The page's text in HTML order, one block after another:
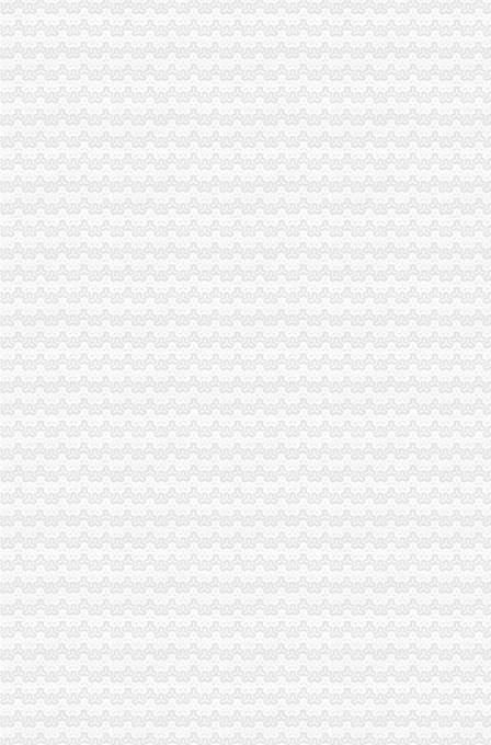
重庆出售：渝中区大坪虎头岩转盘1楼临街门面超大外摆空间-重庆爱
渝中区虎头岩
【渝中区虎头岩学车哪里？虎头岩考驾照快可分期的好驾校】价格_
渝中区虎头岩转盘改造工程下月完工_房产重庆站_腾讯网
漫步虎头岩山脊观光道望美丽山城|渝中区|山脊|长和_新浪新闻
渝中区大化路项目开工虎头岩将修道路直通化龙桥--时政--人民网
渝中区虎头岩交通便利临近商圈163万3房豪装家电齐全拎包入,重
重庆出售：渝中区大坪虎头岩转盘1楼临街门面超大外摆空间-重庆爱
重庆餐饮美食-重庆渝中区德渔府（虎头岩店）店铺-德渔府（虎头岩店
渝中区大坪虎头岩_渝中区大坪写字楼出售_渝房网
重庆海外旅业（旅行社）集团有限公司渝中区虎头岩门市部-阿土伯企
渝中区虎头岩一工地凌晨仍在施工环保局依法查处_重庆频道_凤凰网
漫步虎头岩山脊观光道望美丽山城|渝中区|山脊|长和_新浪新闻
重庆市渝中区邹容公园→虎头岩—在线播放—优酷网,高清在线
渝中区虎头岩转盘改造工程下月完工--时政--人民网
渝中区虎头岩转盘改造工程下月完工_房产重庆站_腾讯网
重庆海外旅业（旅行社）集团有限公司渝中区虎头岩门市部
渝中区虎头岩片区协信阿卡迪亚商铺出售,渝中大坪总部城月租6800小
重庆渝中区大坪虎头岩_正版商业图片_昵图网nipic.com
每天年审渝中区车管所,虎头岩到底在哪里？-开车那些事-买车用车-重
渝中区虎头岩一工地凌晨仍在施工环保局依法查处_重庆频道_凤凰网
渝中区虎头岩揽江雅苑楼盘涉嫌违规收取高额团购费_重庆市公开
重庆渝中虎头岩中环广场_招商项目_商业地产中国招商网
重庆市渝中区人民
重庆虎头岩是不是属于渝中区？-家居装修互动问答
虎头岩隧道-渝中区POI数据-重庆市POI数据-中国POI数据
重庆渝中区虎头岩社区办理低保是每月的1-10号吗？-爱问知识人
渝中区虎头岩隧道上直行车道设为公交专用车道,并能通行的小车扣分
渝中区虎头岩虎歇路规划设计不合理,导致汽车噪音、喇叭声噪音污
期待渝中区为虎头岩健身步道（山城公园）修一个厕所-重庆网络
渝中虎头岩隧道口一汽车着火未造员伤亡_新浪重庆_新浪网
渝中区高九路大坪虎头岩黄荆社13号协信阿卡迪亚20栋1-1二手房价格-